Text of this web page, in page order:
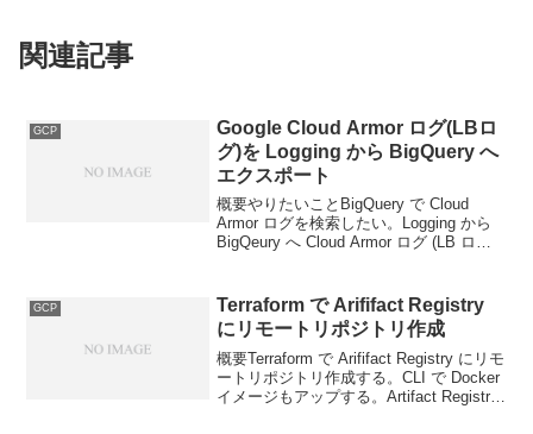
関連記事
GCP
Google Cloud Armor ログ(LBロ
グ)を Logging から BigQuery へ
エクスポート
概要やりたいことBigQuery で Cloud
Armor ログを検索したい。Logging から
BigQeury へ Cloud Armor ログ (LB ログ)
GCP
Terraform で Arififact Registry
にリモートリポジトリ作成
概要Terraform で Arififact Registry にリモ
ートリポジトリ作成する。CLI で Docker
イメージもアップする。Artifact Registry